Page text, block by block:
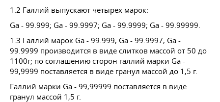
1.2 Галлий выпускают четырех марок:
Ga - 99.999; Ga - 99.9997; Ga - 99.9999; Ga - 99.99999.
1.3 Галлий марок Ga - 99.999, Ga - 99.9997, Ga -
99.9999 производится в виде слитков массой от 50 до
1100г; по соглашению сторон галлий марки Ga -
99,9999 поставляется в виде гранул массой до 1,5 г.
Галлий марки Ga - 99,99999 поставляется в виде
гранул массой 1,5 г.